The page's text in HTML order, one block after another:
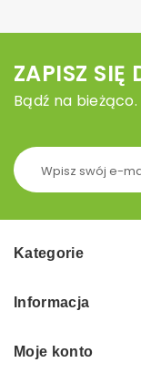
ZAPISZ SIĘ
Bądź na
Kategorie
Informacja
Moje konto